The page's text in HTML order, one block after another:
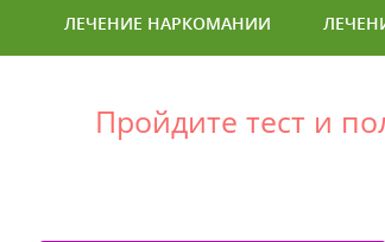
ЛЕЧЕНИЕ НАРКОМАНИИ
Пройдите тест и